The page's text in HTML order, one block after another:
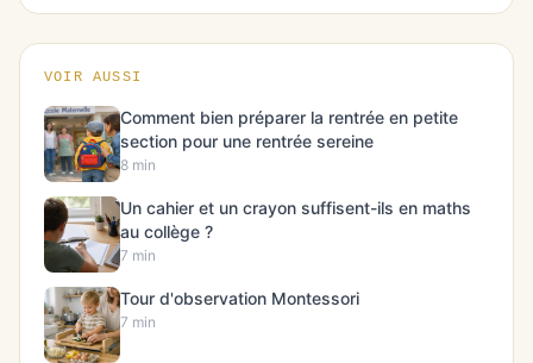
VOIR AUSSI
Comment bien préparer la rentrée en petite
section pour une rentrée sereine
8 min
Un cahier et un crayon suffisent-ils en maths
au collège ?
7 min
Tour d'observation Montessori
7 min